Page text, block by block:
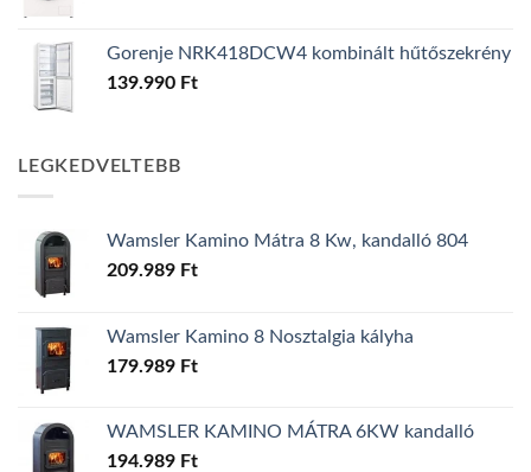
Gorenje NRK418DCW4 kombinált hűtőszekrény
139.990 Ft
LEGKEDVELTEBB
Wamsler Kamino Mátra 8 Kw, kandalló 804
209.989 Ft
Wamsler Kamino 8 Nosztalgia kályha
179.989 Ft
WAMSLER KAMINO MÁTRA 6KW kandalló
194.989 Ft